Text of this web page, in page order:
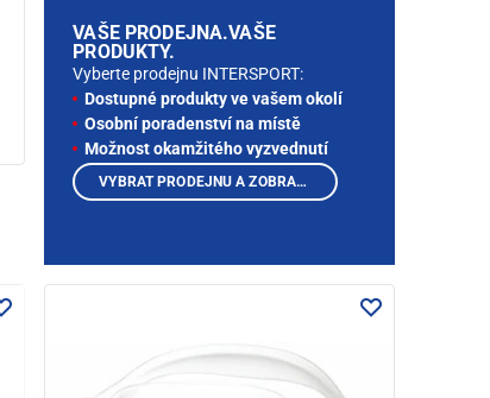
VAŠE PRODEJNA.VAŠE
PRODUKTY.
Vyberte prodejnu INTERSPORT:
Dostupné produkty ve vašem okolí
Osobní poradenství na místě
Možnost okamžitého vyzvednutí
VYBRAT PRODEJNU A ZOBRAZIT PRODUKTY